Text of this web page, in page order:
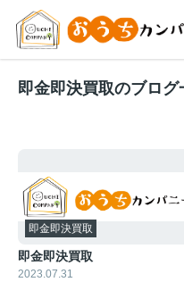
即金即決買取のブログ
即金即決買取
即金即決買取
2023.07.31